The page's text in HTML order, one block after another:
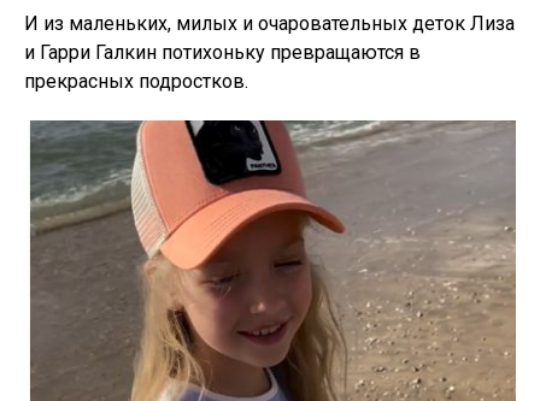
И из маленьких, милых и очаровательных деток Лиза
и Гарри Галкин потихоньку превращаются в
прекрасных подростков.